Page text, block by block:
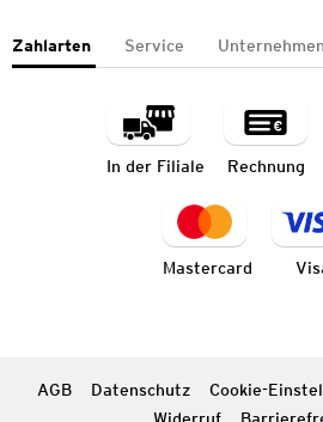
Zahlarten Service Unternehmen
In der Filiale Rechnung
Mastercard
AGB Datenschutz Cookie-
Widerruf